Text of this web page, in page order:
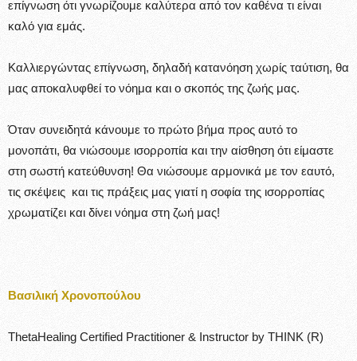
επίγνωση ότι γνωρίζουμε καλύτερα από τον καθένα τι είναι
καλό για εμάς.
Καλλιεργώντας επίγνωση, δηλαδή κατανόηση χωρίς ταύτιση, θα
μας αποκαλυφθεί το νόημα και ο σκοπός της ζωής μας.
Όταν συνειδητά κάνουμε το πρώτο βήμα προς αυτό το
μονοπάτι, θα νιώσουμε ισορροπία και την αίσθηση ότι είμαστε
στη σωστή κατεύθυνση! Θα νιώσουμε αρμονικά με τον εαυτό,
τις σκέψεις και τις πράξεις μας γιατί η σοφία της ισορροπίας
χρωματίζει και δίνει νόημα στη ζωή μας!
Βασιλική Χρονοπούλου
ThetaHealing Certified Practitioner & Instructor by THINK (R)